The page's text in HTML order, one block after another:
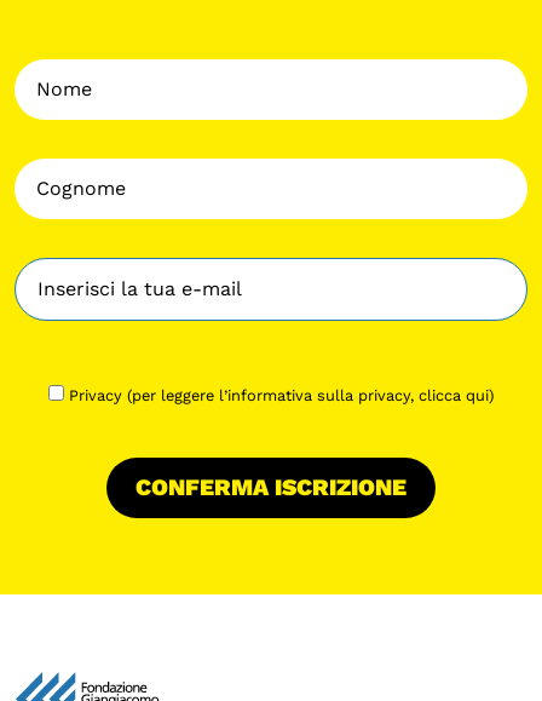
Privacy (per leggere l’informativa sulla privacy, clicca qui)